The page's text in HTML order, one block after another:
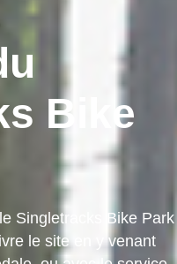
Bike
Singletracks Bike Park
le site en y venant